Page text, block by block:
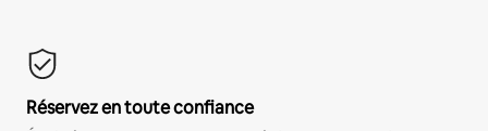
Réservez en toute confiance